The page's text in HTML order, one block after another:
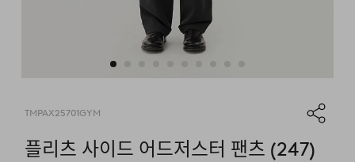
TMPAX25701GYM
플리츠 사이드 어드저스터 팬츠 (247)